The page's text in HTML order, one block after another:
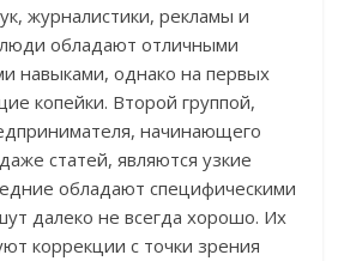
журналистики, рекламы и
обладают отличными
навыками, однако на первых
копейки. Второй группой,
начинающего
статей, являются узкие
обладают специфическими
далеко не всегда хорошо. Их
коррекции с точки зрения